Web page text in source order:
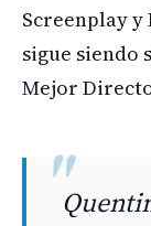
Screenplay
sigue siendo
Mejor